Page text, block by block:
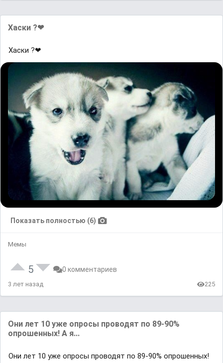
Хаски ?❤
Хаски ?❤
Показать полностью (6)
Мемы
5 0 комментариев
3 лет назад 225
Они лет 10 уже опросы проводят по 89-90%
опрошенных! А я...
Они лет 10 уже опросы проводят по 89-90% опрошенных!